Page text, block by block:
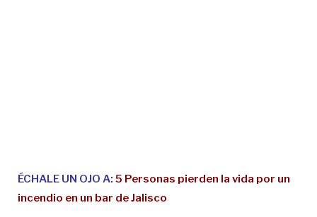
ÉCHALE UN OJO A: 5 Personas pierden la vida por un
incendio en un bar de Jalisco